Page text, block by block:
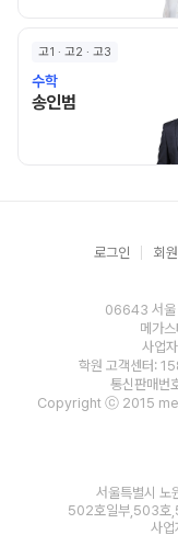
고1 · 고2 · 고3
수학
송인범송인범 선생님
로그인 회
06643 서울
메가
사업
학원 고객센터:
통신판매
Copyright ⓒ 2015
서울특별시
502호일부,503호
사